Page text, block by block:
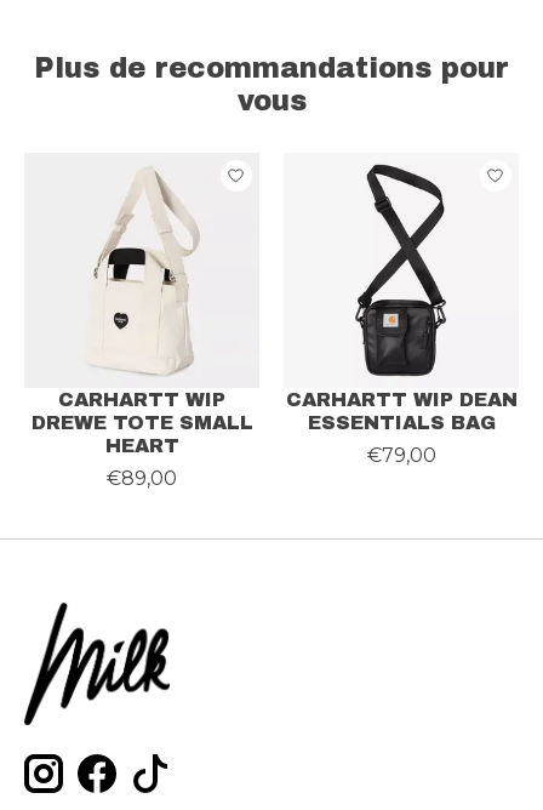
Plus de recommandations pour
vous
Articles du carrousel de produits
CARHARTT WIP
DREWE TOTE SMALL
HEART
€89,00
CARHARTT WIP DEAN
ESSENTIALS BAG
€79,00